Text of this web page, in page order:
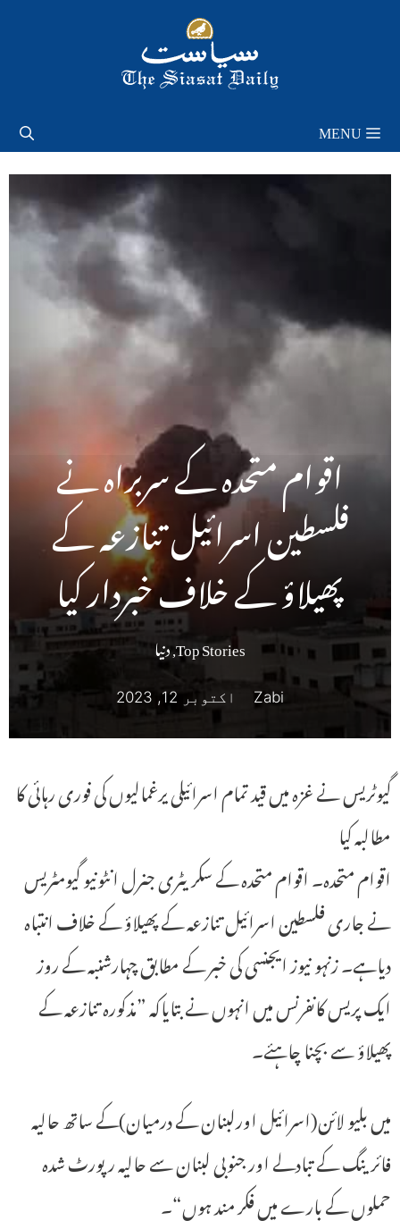
MENU
اقوام متحدہ کے سربراہ نے
فلسطین اسرائیل تنازعہ کے
پھیلاؤ کے خلاف خبردار کیا
Top Stories
,دنیا
Zabi اکتوبر 12, 2023
گیوٹریس نے غزہ میں قید تمام اسرائیلی یرغمالیوں کی فوری رہائی کا
مطالبہ کیا
اقوام متحدہ۔ اقوام متحدہ کے سکریٹری جنرل انٹونیو گیومٹریس
نے جاری فلسطین اسرائیل تنازعہ کے پھیلاؤ کے خلاف انتباہ
دیاہے۔ زنہو نیوز ایجنسی کی خبر کے مطابق چہارشنبہ کے روز
ایک پریس کانفرنس میں انہوں نے بتایاکہ ”مذکورہ تنازعہ کے
پھیلاؤ سے بچنا چاہئے۔
میں بلیو لائن(اسرائیل اورلبنان کے درمیان)کے ساتھ حالیہ
فائرینگ کے تبادلے اور جنوبی لبنان سے حالیہ رپورٹ شدہ
حملوں کے بارے میں فکر مند ہوں“۔